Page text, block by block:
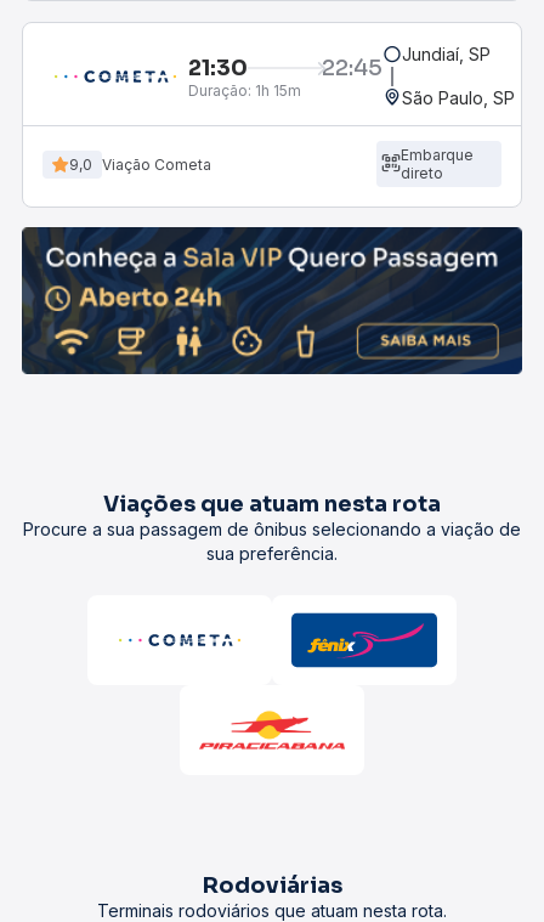
21:30 22:45
Duração: 1h 15m
Jundiaí, SP
São Paulo, SP -
9,0 Viação Cometa
Embarque
direto
Viações que atuam nesta rota
Procure a sua passagem de ônibus selecionando a viação de
sua preferência.
Rodoviárias
Terminais rodoviários que atuam nesta rota.